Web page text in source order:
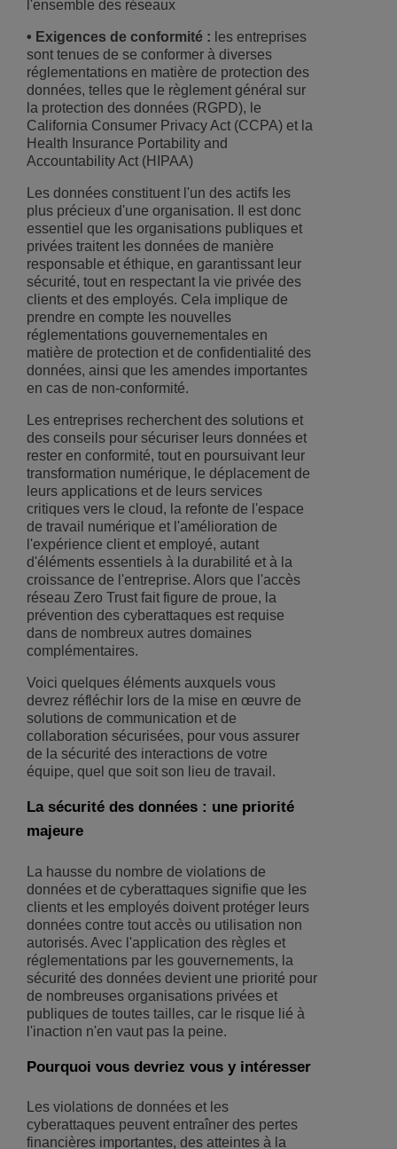
l'ensemble des réseaux
• Exigences de conformité : les entreprises
sont tenues de se conformer à diverses
réglementations en matière de protection des
données, telles que le règlement général sur
la protection des données (RGPD), le
California Consumer Privacy Act (CCPA) et la
Health Insurance Portability and
Accountability Act (HIPAA)
Les données constituent l'un des actifs les
plus précieux d'une organisation. Il est donc
essentiel que les organisations publiques et
privées traitent les données de manière
responsable et éthique, en garantissant leur
sécurité, tout en respectant la vie privée des
clients et des employés. Cela implique de
prendre en compte les nouvelles
réglementations gouvernementales en
matière de protection et de confidentialité des
données, ainsi que les amendes importantes
en cas de non-conformité.
Les entreprises recherchent des solutions et
des conseils pour sécuriser leurs données et
rester en conformité, tout en poursuivant leur
transformation numérique, le déplacement de
leurs applications et de leurs services
critiques vers le cloud, la refonte de l'espace
de travail numérique et l'amélioration de
l'expérience client et employé, autant
d'éléments essentiels à la durabilité et à la
croissance de l'entreprise. Alors que l'accès
réseau Zero Trust fait figure de proue, la
prévention des cyberattaques est requise
dans de nombreux autres domaines
complémentaires.
Voici quelques éléments auxquels vous
devrez réfléchir lors de la mise en œuvre de
solutions de communication et de
collaboration sécurisées, pour vous assurer
de la sécurité des interactions de votre
équipe, quel que soit son lieu de travail.
La sécurité des données : une priorité
majeure
La hausse du nombre de violations de
données et de cyberattaques signifie que les
clients et les employés doivent protéger leurs
données contre tout accès ou utilisation non
autorisés. Avec l'application des règles et
réglementations par les gouvernements, la
sécurité des données devient une priorité pour
de nombreuses organisations privées et
publiques de toutes tailles, car le risque lié à
l'inaction n'en vaut pas la peine.
Pourquoi vous devriez vous y intéresser
Les violations de données et les
cyberattaques peuvent entraîner des pertes
financières importantes, des atteintes à la